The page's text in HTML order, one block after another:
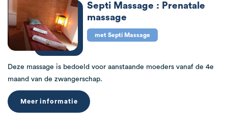
Septi Massage : Prenatale
massage
met Septi Massage
Deze massage is bedoeld voor aanstaande moeders vanaf de 4e
maand van de zwangerschap.
Meer informatie